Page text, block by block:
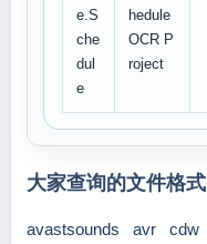
e.S
che
dul
e
hedule
OCR P
roject
大家查询的文件格式
avastsounds avr cdw